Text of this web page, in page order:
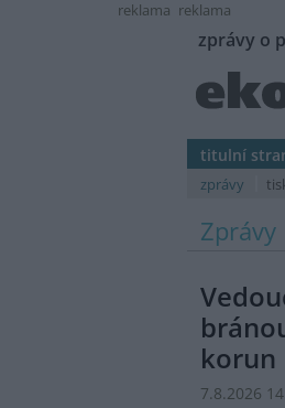
reklama reklama
zprávy o
titulní
zprávy
Zprávy
korun
7.8.2026